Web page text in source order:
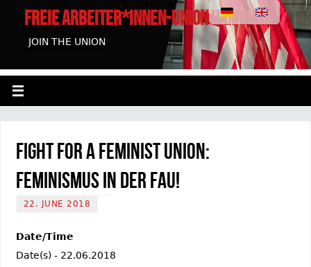
FREIE ARBEITER*INNEN-UNION HAMBURG
JOIN THE UNION
Fight for a Feminist Union:
Feminismus in der FAU!
22. JUNE 2018
Date/Time
Date(s) - 22.06.2018